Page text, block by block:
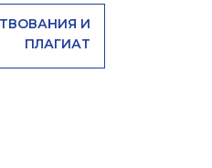
И
ПЛАГИАТ